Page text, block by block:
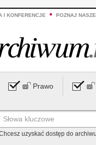
I KONFERENCJE POZNAJ
Prawo
uzyskać dostęp do